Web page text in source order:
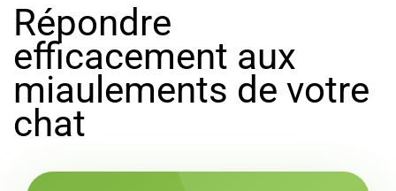
Répondre
efficacement aux
miaulements de votre
chat